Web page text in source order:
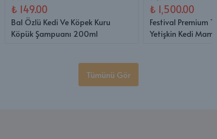
₺ 149.00
Bal Özlü Kedi Ve Köpek Kuru
Köpük Şampuanı 200ml
₺ 1,500.00
Festival Premium
Yetişkin Kedi
Tümünü Gör